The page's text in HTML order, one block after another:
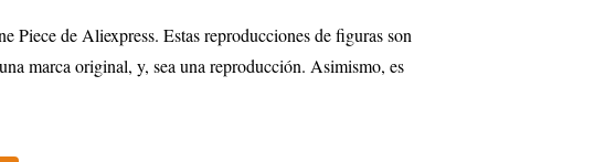
Piece de Aliexpress. Estas reproducciones de figuras son
marca original, y, sea una reproducción. Asimismo, es